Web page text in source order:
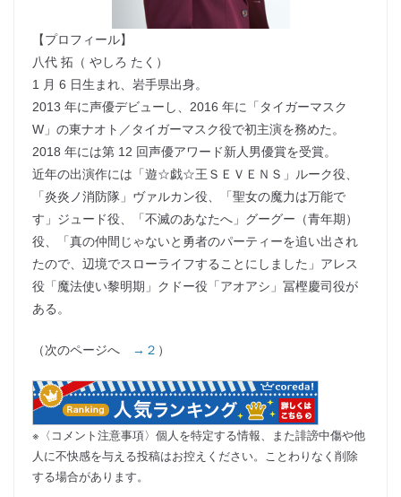
【プロフィール】
八代 拓（ やしろ たく）
1 月 6 日生まれ、岩手県出身。
2013 年に声優デビューし、2016 年に「タイガーマスク
W」の東ナオト／タイガーマスク役で初主演を務めた。
2018 年には第 12 回声優アワード新人男優賞を受賞。
近年の出演作には「遊☆戯☆王ＳＥＶＥＮＳ」ルーク役、
「炎炎ノ消防隊」ヴァルカン役、「聖女の魔力は万能で
す」ジュード役、「不滅のあなたへ」グーグー（青年期）
役、「真の仲間じゃないと勇者のパーティーを追い出され
たので、辺境でスローライフすることにしました」アレス
役「魔法使い黎明期」クドー役「アオアシ」冨樫慶司役が
ある。
（次のページへ →２ ）
※〈コメント注意事項〉個人を特定する情報、また誹謗中傷や他
人に不快感を与える投稿はお控えください。ことわりなく削除
する場合があります。